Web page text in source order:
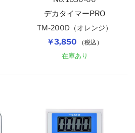
￥3,850 （税込）
デカタイマーPRO
TM-200D（オレンジ）
在庫あり